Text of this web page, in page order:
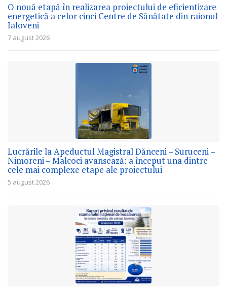
O nouă etapă în realizarea proiectului de eficientizare
energetică a celor cinci Centre de Sănătate din raionul
Ialoveni
7 august 2026
Lucrările la Apeductul Magistral Dănceni – Suruceni –
Nimoreni – Malcoci avansează: a început una dintre
cele mai complexe etape ale proiectului
5 august 2026